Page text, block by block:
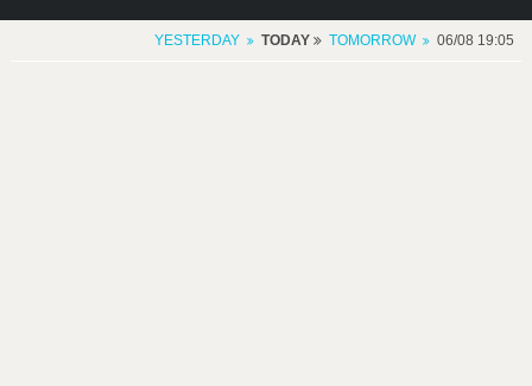
YESTERDAY TODAY TOMORROW 06/08 19:05